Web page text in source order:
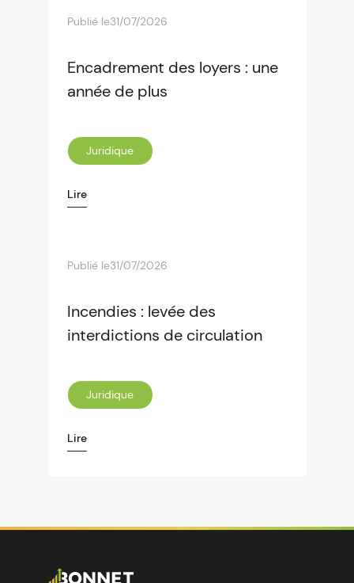
Publié le31/07/2026
Encadrement des loyers : une
année de plus
Juridique
Lire
Publié le31/07/2026
Incendies : levée des
interdictions de circulation
Juridique
Lire
Image